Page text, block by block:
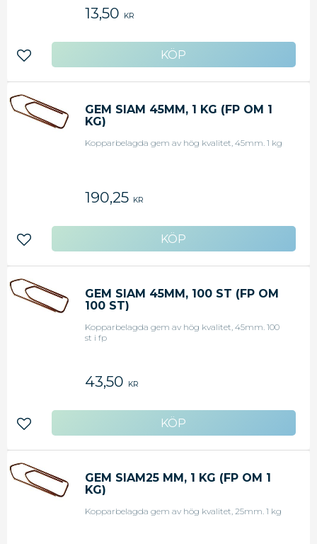
13,50 KR
Lägg till i favoriter
GEM SIAM 45MM, 1 KG (FP OM 1
KG)
Kopparbelagda gem av hög kvalitet, 45mm. 1 kg
190,25 KR
Lägg till i favoriter
GEM SIAM 45MM, 100 ST (FP OM
100 ST)
Kopparbelagda gem av hög kvalitet, 45mm. 100
st i fp
43,50 KR
Lägg till i favoriter
GEM SIAM25 MM, 1 KG (FP OM 1
KG)
Kopparbelagda gem av hög kvalitet, 25mm. 1 kg